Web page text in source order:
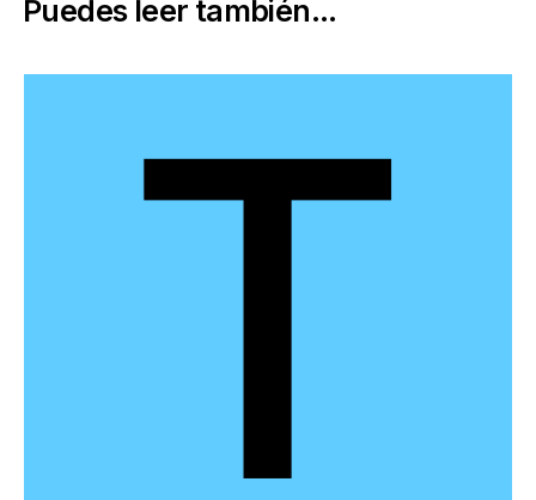
Puedes leer también...